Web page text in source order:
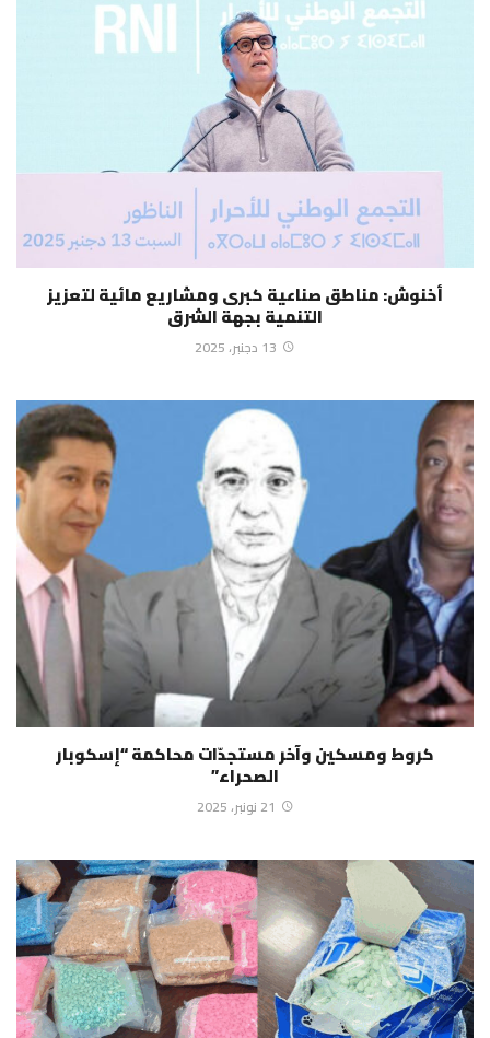
أخنوش: مناطق صناعية كبرى ومشاريع مائية لتعزيز
التنمية بجهة الشرق
13 دجنبر، 2025
كروط ومسكين وآخر مستجدّات محاكمة “إسكوبار
الصحراء”
21 نونبر، 2025